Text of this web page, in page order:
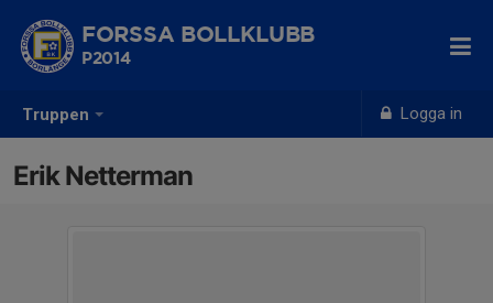
Truppen Logga in
FORSSA BOLLKLUBB
P2014
Erik Netterman